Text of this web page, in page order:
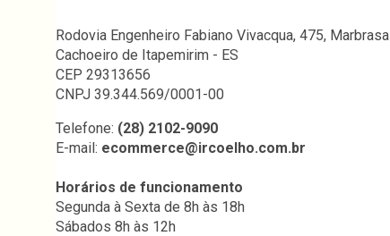
Rodovia Engenheiro Fabiano Vivacqua, 475, Marbrasa
Cachoeiro de Itapemirim - ES
CEP 29313656
CNPJ 39.344.569/0001-00
Telefone: (28) 2102-9090
E-mail: ecommerce@ircoelho.com.br
Horários de funcionamento
Segunda à Sexta de 8h às 18h
Sábados 8h às 12h